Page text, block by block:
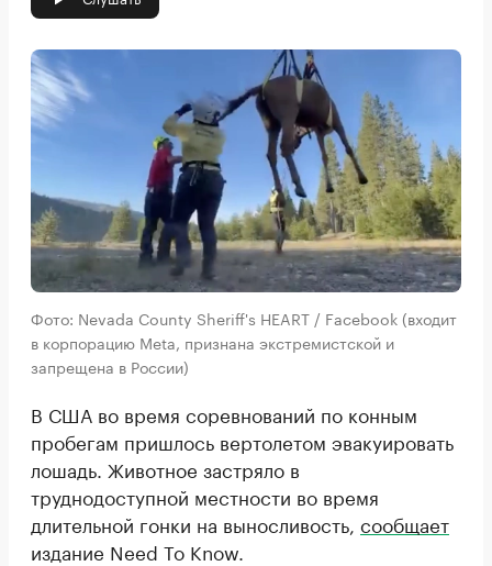
Фото: Nevada County Sheriff's HEART / Facebook (входит
в корпорацию Meta, признана экстремистской и
запрещена в России)
В США во время соревнований по конным
пробегам пришлось вертолетом эвакуировать
лошадь. Животное застряло в
труднодоступной местности во время
длительной гонки на выносливость, сообщает
издание Need To Know.